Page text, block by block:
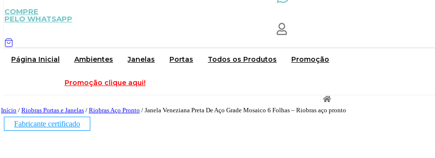
COMPRE
PELO WHATSAPP
Página Inicial Ambientes Janelas Portas Todos os Produtos Promoção
Promoção clique aqui!
Início / Riobras Portas e Janelas / Riobras Aço Pronto / Janela Veneziana Preta De Aço Grade Mosaico 6 Folhas – Riobras aço pronto
Fabricante certificado